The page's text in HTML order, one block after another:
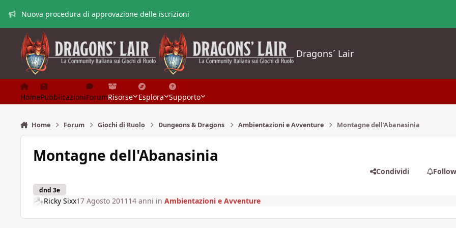
Nuova procedura di approvazione delle iscrizioni
Dragons´ Lair
HomePubblicazioniForumRisorse Esplora Supporto
Home Forum Giochi di Ruolo Dungeons & Dragons Ambientazioni e Avventure Montagne dell'Abanasinia
Montagne dell'Abanasinia
dnd 3e
Condividi
Ricky Sixx17 Agosto 2011 14 anni in Ambientazioni e Avventure